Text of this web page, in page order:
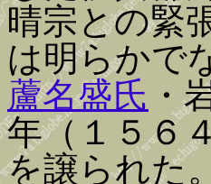
晴宗との緊
は明らかで
蘆名盛氏 ・
年（１５６
を譲られた。